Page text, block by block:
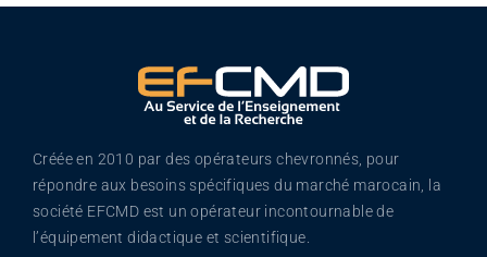
Créée en 2010 par des opérateurs chevronnés, pour
répondre aux besoins spécifiques du marché marocain, la
société EFCMD est un opérateur incontournable de
l’équipement didactique et scientifique.